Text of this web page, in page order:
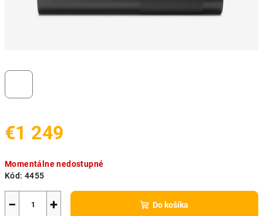
€1 249
cena:
Momentálne nedostupné
Kód: 4455
+
− Do košíka